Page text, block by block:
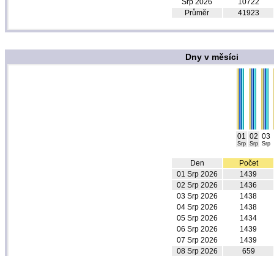
Srp 2026
10722
Průměr
41923
Dny v měsíci
01
Srp
02
Srp
03
Srp
Den
Počet
01 Srp 2026
1439
02 Srp 2026
1436
03 Srp 2026
1438
04 Srp 2026
1438
05 Srp 2026
1434
06 Srp 2026
1439
07 Srp 2026
1439
08 Srp 2026
659